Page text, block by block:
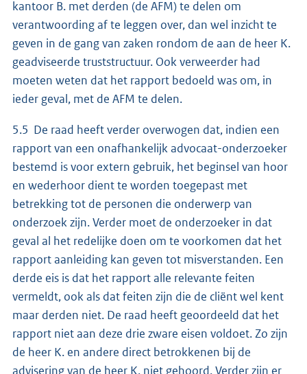
kantoor B. met derden (de AFM) te delen om
verantwoording af te leggen over, dan wel inzicht te
geven in de gang van zaken rondom de aan de heer K.
geadviseerde truststructuur. Ook verweerder had
moeten weten dat het rapport bedoeld was om, in
ieder geval, met de AFM te delen.
5.5 De raad heeft verder overwogen dat, indien een
rapport van een onafhankelijk advocaat-onderzoeker
bestemd is voor extern gebruik, het beginsel van hoor
en wederhoor dient te worden toegepast met
betrekking tot de personen die onderwerp van
onderzoek zijn. Verder moet de onderzoeker in dat
geval al het redelijke doen om te voorkomen dat het
rapport aanleiding kan geven tot misverstanden. Een
derde eis is dat het rapport alle relevante feiten
vermeldt, ook als dat feiten zijn die de cliënt wel kent
maar derden niet. De raad heeft geoordeeld dat het
rapport niet aan deze drie zware eisen voldoet. Zo zijn
de heer K. en andere direct betrokkenen bij de
advisering van de heer K. niet gehoord. Verder zijn er